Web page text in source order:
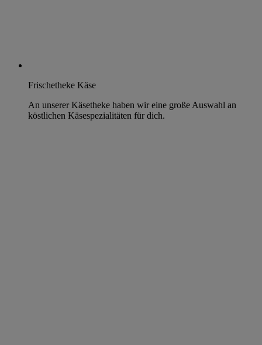
Frischetheke Käse
An unserer Käsetheke haben wir eine große Auswahl an
köstlichen Käsespezialitäten für dich.